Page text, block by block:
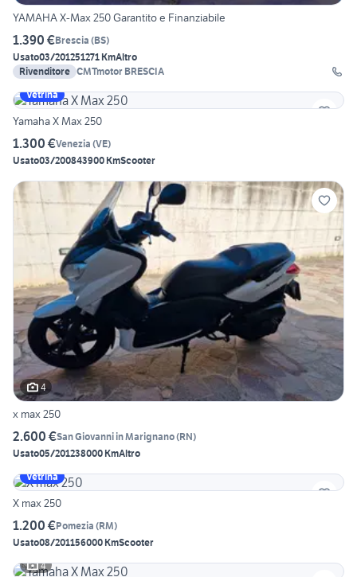
YAMAHA X-Max 250 Garantito e Finanziabile
1.390 €Brescia (BS)
Usato03/201251271 KmAltro
Rivenditore CMTmotor BRESCIA
Vetrina
Yamaha X Max 250
1.300 €Venezia (VE)
Usato03/200843900 KmScooter
4
x max 250
2.600 €San Giovanni in Marignano(RN)
Usato05/201238000 KmAltro
Vetrina
X max 250
1.200 €Pomezia (RM)
Usato08/201156000 KmScooter
4